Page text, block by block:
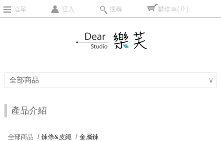
選單 登入 搜尋 購物車( 0 )
全部商品 ∨
產品介紹
全部商品 /鍊條&皮繩 /金屬鍊